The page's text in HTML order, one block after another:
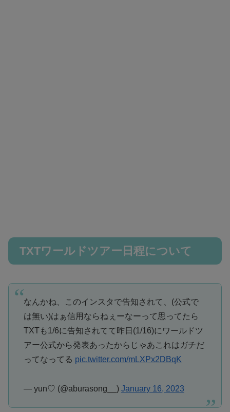
TXTワールドツアー日程について
なんかね、このインスタで告知されて、(公式で
は無い)はぁ信用ならねぇーなーって思ってたら
TXTも1/6に告知されてて昨日(1/16)にワールドツ
アー公式から発表あったからじゃあこれはガチだ
ってなってる pic.twitter.com/mLXPx2DBqK
— yun♡ (@aburasong__) January 16, 2023